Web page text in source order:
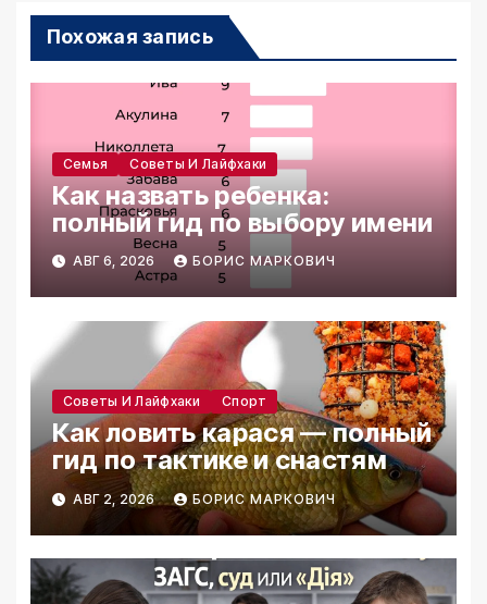
Похожая запись
Семья Советы И Лайфхаки
Как назвать ребенка:
полный гид по выбору имени
АВГ 6, 2026 БОРИС МАРКОВИЧ
Советы И Лайфхаки Спорт
Как ловить карася — полный
гид по тактике и снастям
АВГ 2, 2026 БОРИС МАРКОВИЧ